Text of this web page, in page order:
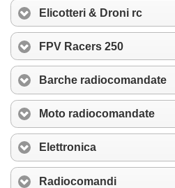
Elicotteri & Droni rc
FPV Racers 250
Barche radiocomandate
Moto radiocomandate
Elettronica
Radiocomandi